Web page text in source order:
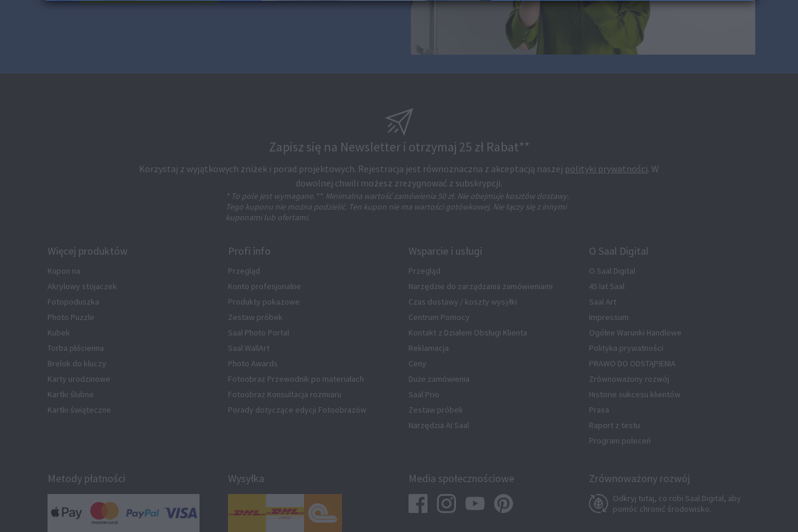
Zapisz się na Newsletter i otrzymaj 25 zł Rabat**
Korzystaj z wyjątkowych zniżek i porad projektowych. Rejestracja jest równoznaczna z akceptacją naszej polityki prywatności. W
dowolnej chwili możesz zrezygnować z subskrypcji.
* To pole jest wymagane. ** Minimalna wartość zamówienia 50 zł. Nie obejmuje kosztów dostawy.
Tego kuponu nie można podzielić. Ten kupon nie ma wartości gotówkowej. Nie łączy się z innymi
kuponami lub ofertami.
Więcej produktów
Kupon na
Akrylowy stojaczek
Fotopoduszka
Photo Puzzle
Kubek
Torba płócienna
Brelok do kluczy
Karty urodzinowe
Kartki ślubne
Kartki świąteczne
Profi info
Przegląd
Konto profesjonalne
Produkty pokazowe
Zestaw próbek
Saal Photo Portal
Saal WallArt
Photo Awards
Fotoobraz Przewodnik po materiałach
Fotoobraz Konsultacja rozmiaru
Porady dotyczące edycji Fotoobrazów
Wsparcie i usługi
Przegląd
Narzędzie do zarządzania zamówieniami
Czas dostawy / koszty wysyłki
Centrum Pomocy
Kontakt z Działem Obsługi Klienta
Reklamacja
Ceny
Duże zamówienia
Saal Prio
Zestaw próbek
Narzędzia AI Saal
O Saal Digital
O Saal Digital
45 lat Saal
Saal Art
Impressum
Ogólne Warunki Handlowe
Polityka prywatności
PRAWO DO ODSTĄPIENIA
Zrównoważony rozwój
Historie sukcesu klientów
Prasa
Raport z testu
Program poleceń
Metody płatności Wysyłka Media społecznościowe Zrównoważony rozwój
Odkryj tutaj, co robi Saal Digital, aby
pomóc chronić środowisko.